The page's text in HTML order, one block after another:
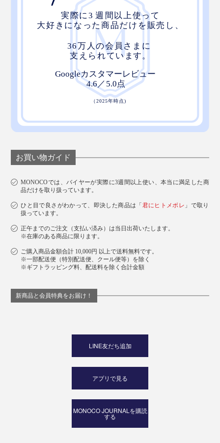
お買い物ガイド
MONOCOでは、バイヤーが実際に3週間以上使い、本当に満足した商
品だけを取り扱っています。
ひと目で良さがわかって、即決した商品は「君にヒトメボレ 」で取り
扱っています。
正午までのご注文（支払い済み）は当日出荷いたします。
※在庫のある商品に限ります。
ご購入商品金額合計 10,000円 以上で送料無料です。
※一部配送便（特別配送便、クール便等）を除く
※ギフトラッピング料、配送料を除く合計金額
新商品と会員特典をお届け！
LINE友だち追加
アプリで見る
MONOCO JOURNALを購読
する